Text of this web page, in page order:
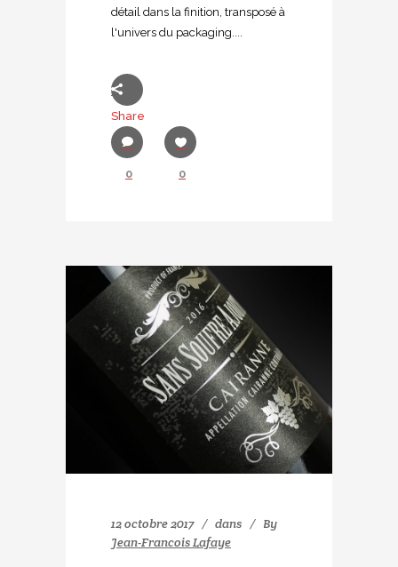
détail dans la finition, transposé à
l'univers du packaging....
Share
0 0
12 octobre 2017 dans
By
Jean-Francois Lafaye